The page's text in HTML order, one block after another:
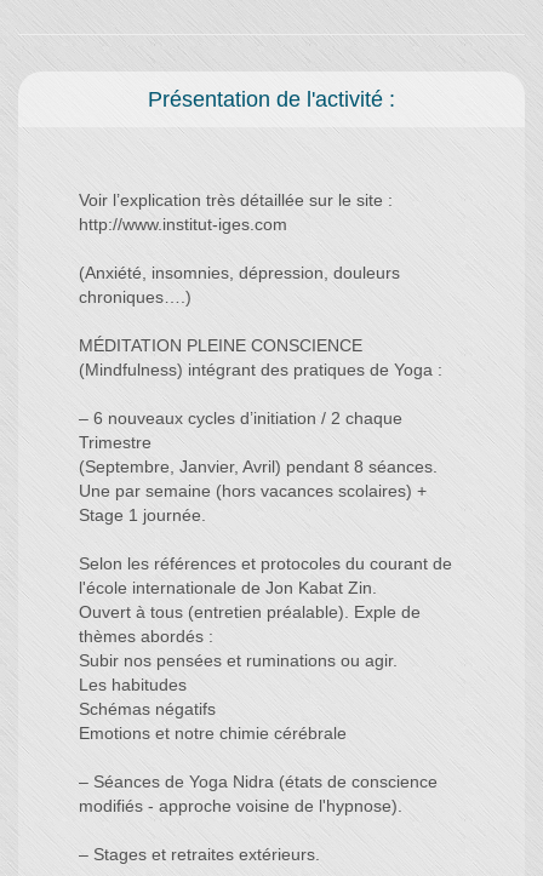
Présentation de l'activité :
Voir l’explication très détaillée sur le site :
http://www.institut-iges.com
(Anxiété, insomnies, dépression, douleurs
chroniques….)
MÉDITATION PLEINE CONSCIENCE
(Mindfulness) intégrant des pratiques de Yoga :
– 6 nouveaux cycles d’initiation / 2 chaque
Trimestre
(Septembre, Janvier, Avril) pendant 8 séances.
Une par semaine (hors vacances scolaires) +
Stage 1 journée.
Selon les références et protocoles du courant de
l'école internationale de Jon Kabat Zin.
Ouvert à tous (entretien préalable). Exple de
thèmes abordés :
Subir nos pensées et ruminations ou agir.
Les habitudes
Schémas négatifs
Emotions et notre chimie cérébrale
– Séances de Yoga Nidra (états de conscience
modifiés - approche voisine de l'hypnose).
– Stages et retraites extérieurs.